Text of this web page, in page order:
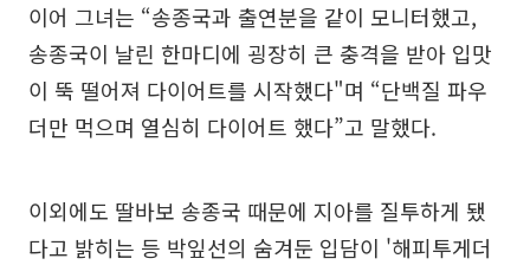
이어 그녀는 “송종국과 출연분을 같이 모니터했고,
송종국이 날린 한마디에 굉장히 큰 충격을 받아 입맛
이 뚝 떨어져 다이어트를 시작했다"며 “단백질 파우
더만 먹으며 열심히 다이어트 했다”고 말했다.
이외에도 딸바보 송종국 때문에 지아를 질투하게 됐
다고 밝히는 등 박잎선의 숨겨둔 입담이 '해피투게더